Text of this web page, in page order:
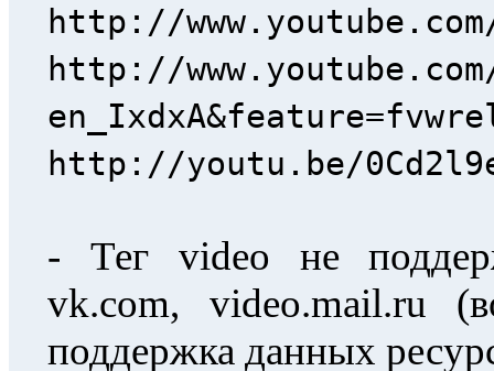
http://
http://
http://youtu.be/
- Тег video не
vk.com, video.mail.ru
поддержка данных